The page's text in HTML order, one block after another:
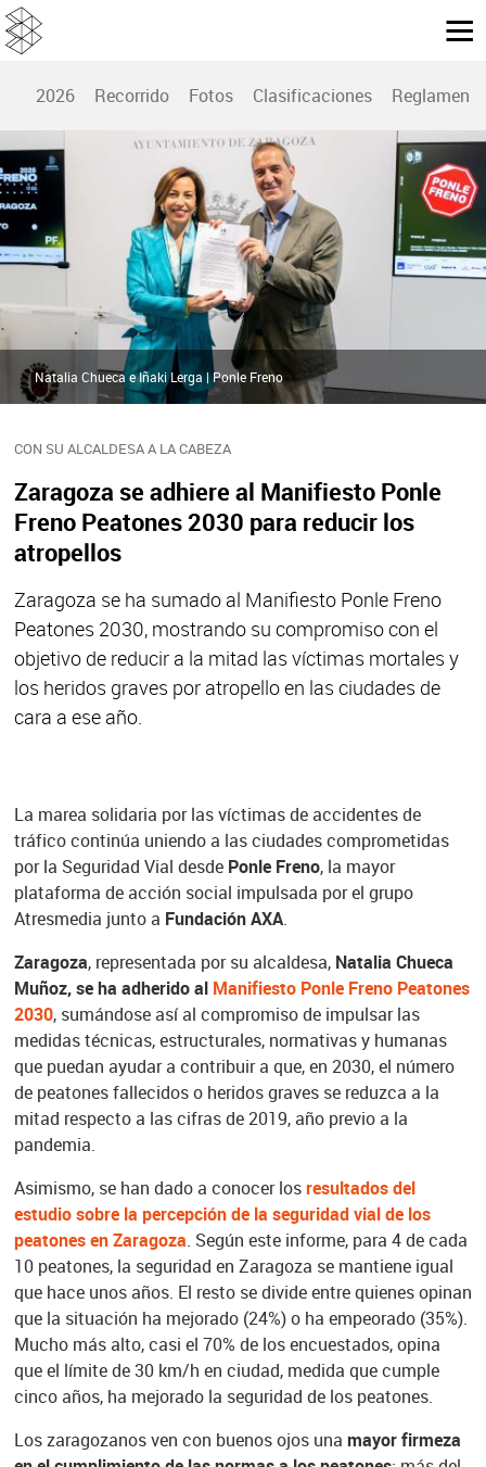
2026 Recorrido Fotos Clasificaciones Reglamento
CON SU ALCALDESA A LA CABEZA
Zaragoza se adhiere al Manifiesto Ponle
Freno Peatones 2030 para reducir los
atropellos
Zaragoza se ha sumado al Manifiesto Ponle Freno
Peatones 2030, mostrando su compromiso con el
objetivo de reducir a la mitad las víctimas mortales y
los heridos graves por atropello en las ciudades de
cara a ese año.
Natalia Chueca e Iñaki Lerga | Ponle Freno
La marea solidaria por las víctimas de accidentes de
tráfico continúa uniendo a las ciudades comprometidas
por la Seguridad Vial desdePonle Freno, la mayor
plataforma de acción social impulsada por el grupo
Atresmedia junto a Fundación AXA.
Zaragoza, representada por su alcaldesa, Natalia Chueca
Muñoz, se ha adherido al Manifiesto Ponle Freno Peatones
2030, sumándose así al compromiso de impulsar las
medidas técnicas, estructurales, normativas y humanas
que puedan ayudar a contribuir a que, en 2030, el número
de peatones fallecidos o heridos graves se reduzca a la
mitad respecto a las cifras de 2019, año previo a la
pandemia.
Asimismo, se han dado a conocer losresultados del
estudio sobre la percepción de la seguridad vial de los
peatones en Zaragoza. Según este informe, para 4 de cada
10 peatones, la seguridad en Zaragoza se mantiene igual
que hace unos años. El resto se divide entre quienes opinan
que la situación ha mejorado (24%) o ha empeorado (35%).
Mucho más alto, casi el 70% de los encuestados, opina
que el límite de 30 km/h en ciudad, medida que cumple
cinco años, ha mejorado la seguridad de los peatones.
Los zaragozanos ven con buenos ojos una mayor firmeza